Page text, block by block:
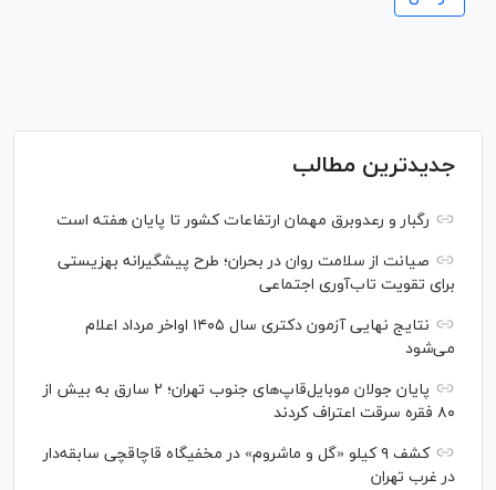
جدیدترین مطالب
رگبار و رعدوبرق مهمان ارتفاعات کشور تا پایان هفته است
صیانت از سلامت روان در بحران؛ طرح پیشگیرانه بهزیستی
برای تقویت تاب‌آوری اجتماعی
نتایج نهایی آزمون دکتری سال ۱۴۰۵ اواخر مرداد اعلام
می‌شود
پایان جولان موبایل‌قاپ‌های جنوب تهران؛ ۲ سارق به بیش از
۸۰ فقره سرقت اعتراف کردند
کشف ۹ کیلو «گل و ماشروم» در مخفیگاه قاچاقچی سابقه‌دار
در غرب تهران